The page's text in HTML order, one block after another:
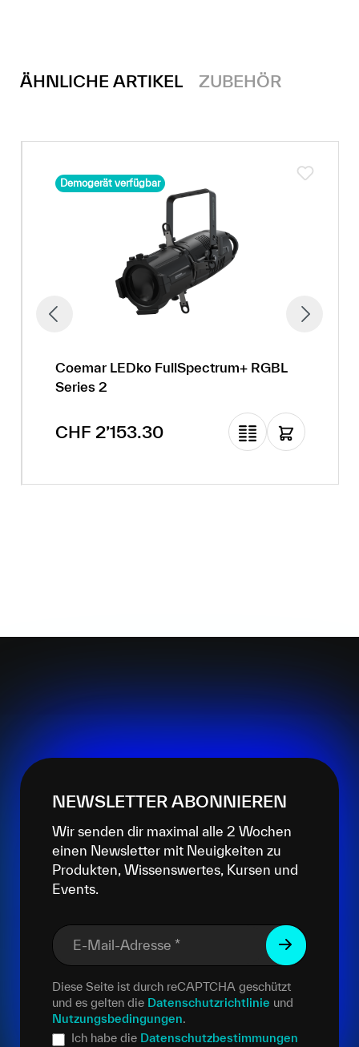
ÄHNLICHE ARTIKEL ZUBEHÖR
Demogerät verfügbar
Coemar LEDko FullSpectrum+ RGBL
Series 2
Regulärer Preis:
CHF 2’153.30
NEWSLETTER ABONNIEREN
Wir senden dir maximal alle 2 Wochen
einen Newsletter mit Neuigkeiten zu
Produkten, Wissenswertes, Kursen und
Events.
E-Mail-Adresse *
Diese Seite ist durch reCAPTCHA geschützt
und es gelten die Datenschutzrichtlinie und
Nutzungsbedingungen.
Ich habe die Datenschutzbestimmungen